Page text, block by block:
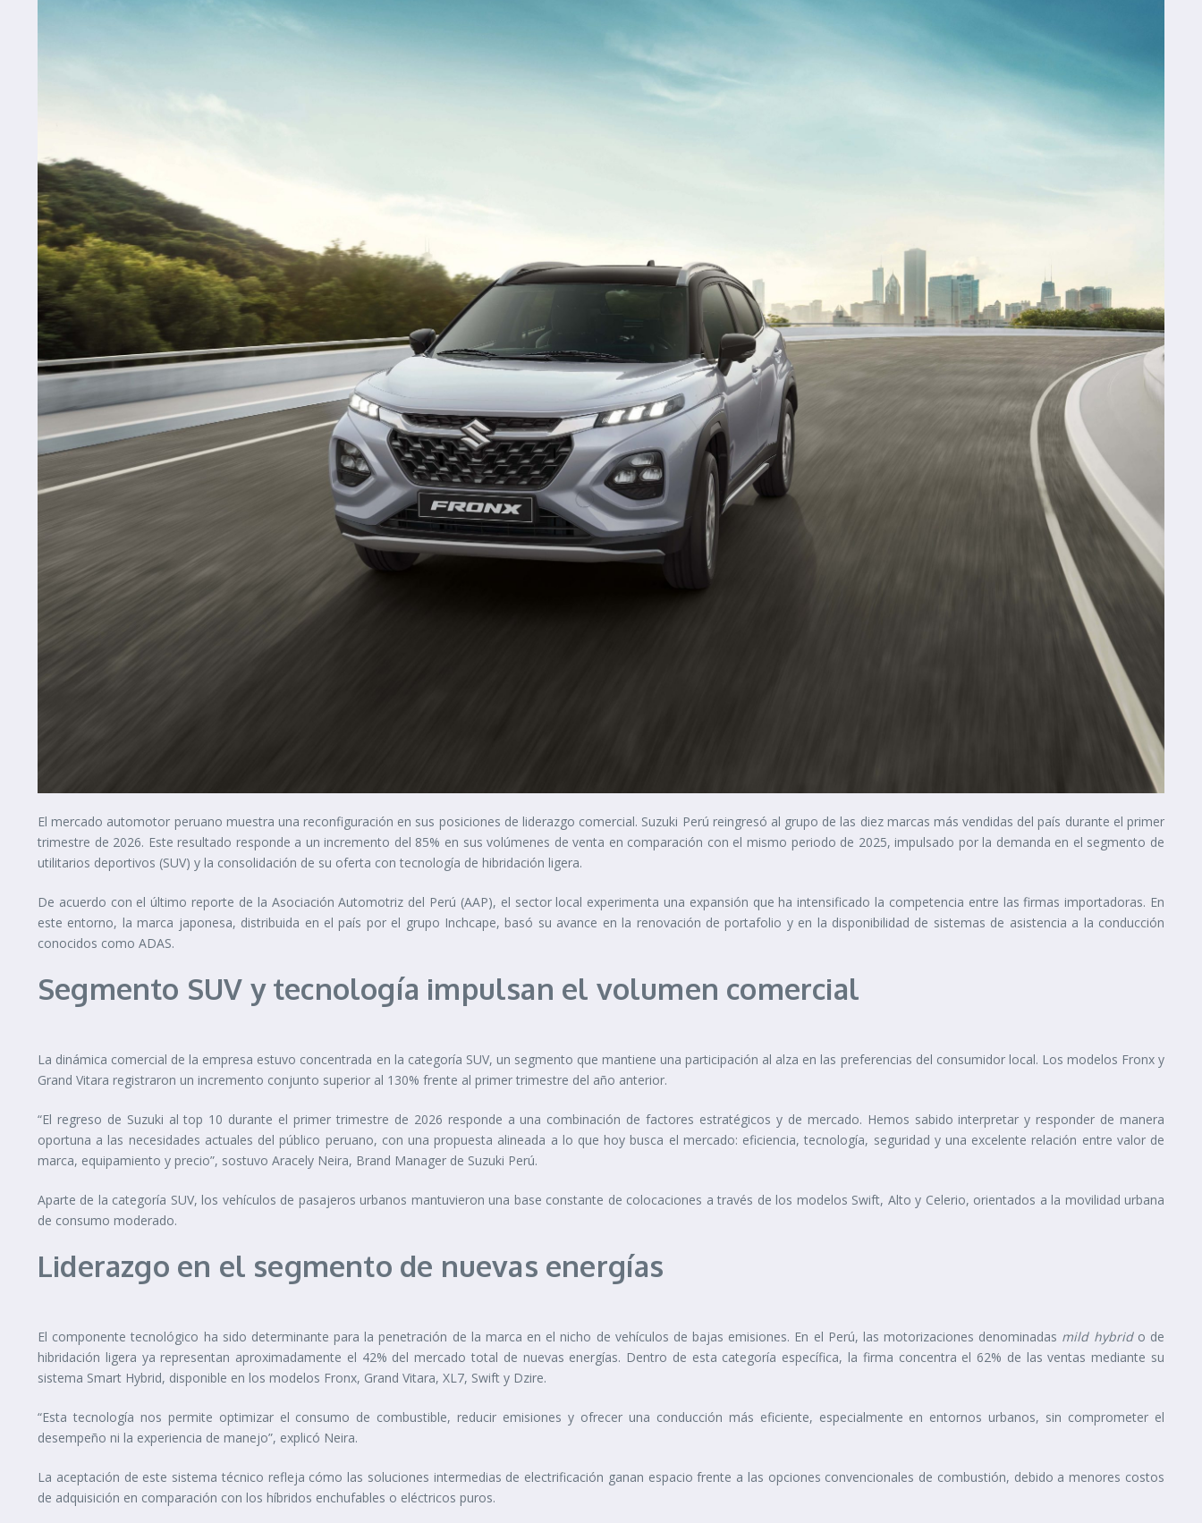
El mercado automotor peruano muestra una reconfiguración en sus posiciones de liderazgo comercial. Suzuki Perú reingresó al grupo de las diez marcas más vendidas del país durante el primer
trimestre de 2026. Este resultado responde a un incremento del 85% en sus volúmenes de venta en comparación con el mismo periodo de 2025, impulsado por la demanda en el segmento de
utilitarios deportivos (SUV) y la consolidación de su oferta con tecnología de hibridación ligera.
De acuerdo con el último reporte de la Asociación Automotriz del Perú (AAP), el sector local experimenta una expansión que ha intensificado la competencia entre las firmas importadoras. En
este entorno, la marca japonesa, distribuida en el país por el grupo Inchcape, basó su avance en la renovación de portafolio y en la disponibilidad de sistemas de asistencia a la conducción
conocidos como ADAS.
Segmento SUV y tecnología impulsan el volumen comercial
La dinámica comercial de la empresa estuvo concentrada en la categoría SUV, un segmento que mantiene una participación al alza en las preferencias del consumidor local. Los modelos Fronx y
Grand Vitara registraron un incremento conjunto superior al 130% frente al primer trimestre del año anterior.
“El regreso de Suzuki al top 10 durante el primer trimestre de 2026 responde a una combinación de factores estratégicos y de mercado. Hemos sabido interpretar y responder de manera
oportuna a las necesidades actuales del público peruano, con una propuesta alineada a lo que hoy busca el mercado: eficiencia, tecnología, seguridad y una excelente relación entre valor de
marca, equipamiento y precio”, sostuvo Aracely Neira, Brand Manager de Suzuki Perú.
Aparte de la categoría SUV, los vehículos de pasajeros urbanos mantuvieron una base constante de colocaciones a través de los modelos Swift, Alto y Celerio, orientados a la movilidad urbana
de consumo moderado.
Liderazgo en el segmento de nuevas energías
El componente tecnológico ha sido determinante para la penetración de la marca en el nicho de vehículos de bajas emisiones. En el Perú, las motorizaciones denominadas mild hybrido de
hibridación ligera ya representan aproximadamente el 42% del mercado total de nuevas energías. Dentro de esta categoría específica, la firma concentra el 62% de las ventas mediante su
sistema Smart Hybrid, disponible en los modelos Fronx, Grand Vitara, XL7, Swift y Dzire.
“Esta tecnología nos permite optimizar el consumo de combustible, reducir emisiones y ofrecer una conducción más eficiente, especialmente en entornos urbanos, sin comprometer el
desempeño ni la experiencia de manejo”, explicó Neira.
La aceptación de este sistema técnico refleja cómo las soluciones intermedias de electrificación ganan espacio frente a las opciones convencionales de combustión, debido a menores costos
de adquisición en comparación con los híbridos enchufables o eléctricos puros.